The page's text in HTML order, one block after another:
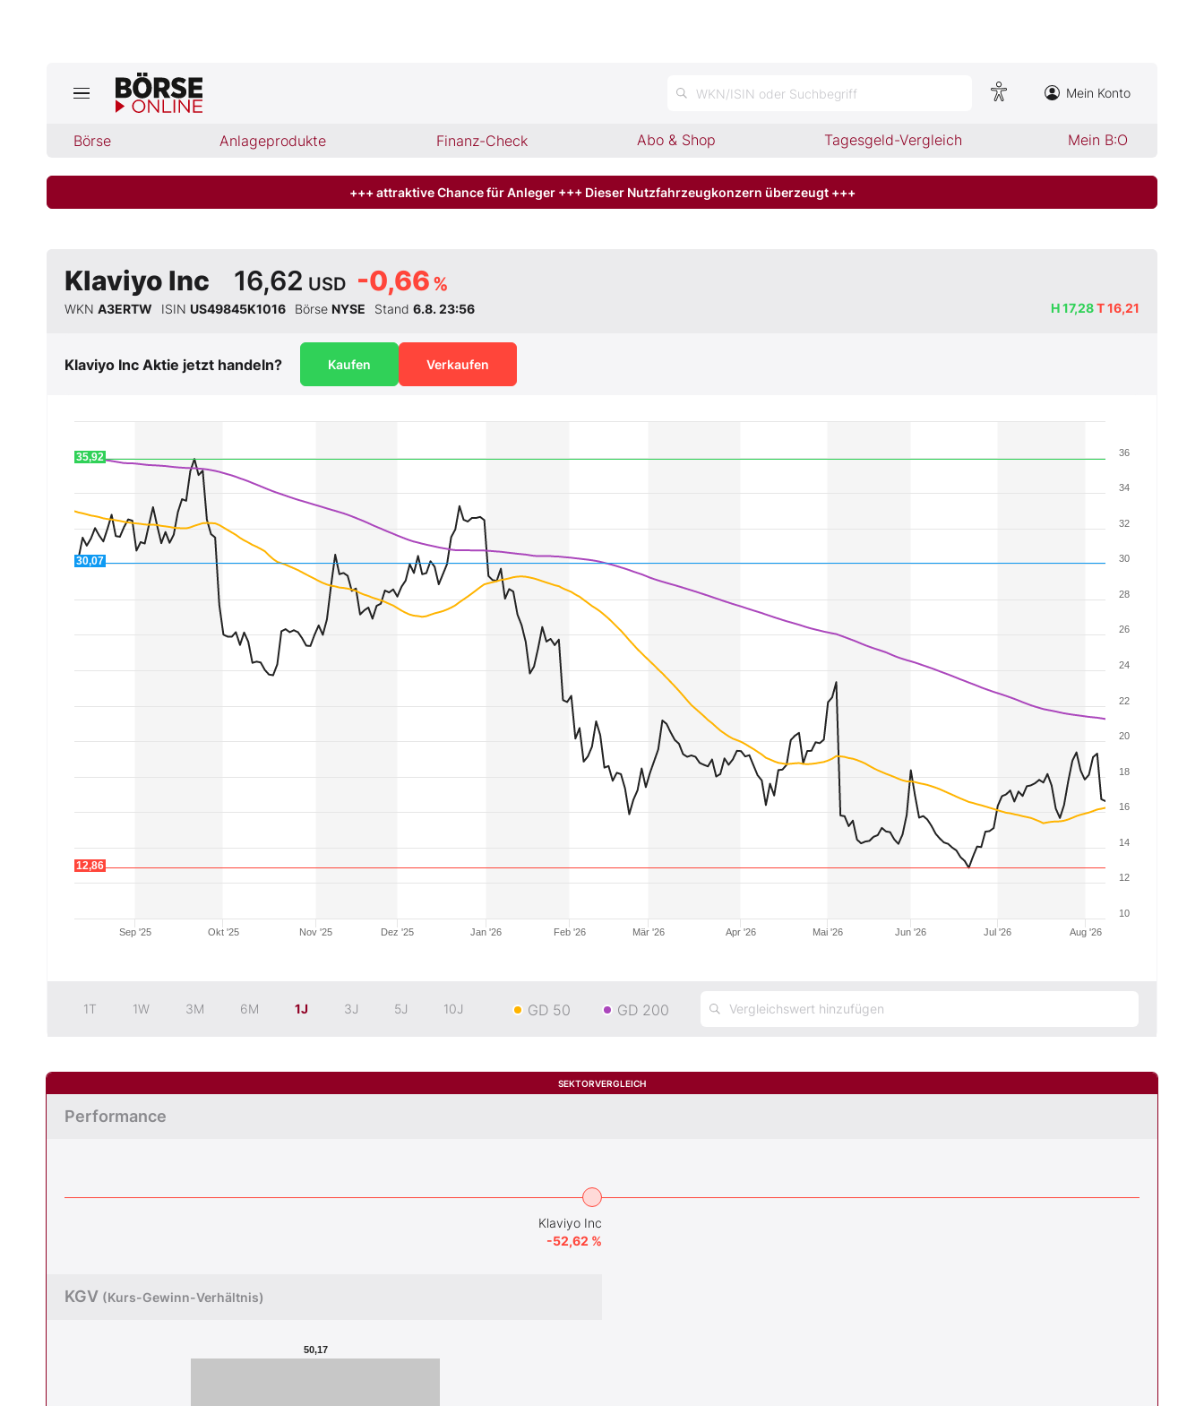
WKN/ISIN oder Suchbegriff Mein Konto
Börse Anlageprodukte Finanz-Check Abo & Shop Tagesgeld-Vergleich Mein B:O
Börse
Abo & Shop
Mein Konto
Folgen Sie uns
+++ attraktive Chance für Anleger +++ Dieser Nutzfahrzeugkonzern überzeugt +++
Klaviyo Inc -0,66 %
16,62 USD
H17,28T16,21
WKN A3ERTW ISIN US49845K1016 Börse NYSE Stand 6.8. 23:56
Klaviyo Inc Aktie jetzt handeln? Kaufen Verkaufen
Sep '25 Okt '25 Nov '25 Dez '25 Jan '26 Feb '26 Mär '26 Apr '26 Mai '26 Jun '26 Jul '26 Aug '26
10
12
14
16
18
20
22
24
26
28
30
32
34
36
30,07
12,86
35,92
1T 1W 3M 6M 1J 3J 5J 10J GD 50 GD 200
SEKTORVERGLEICH
Performance
Klaviyo Inc
-52,62 %
KGV (Kurs-Gewinn-Verhältnis)
50,17